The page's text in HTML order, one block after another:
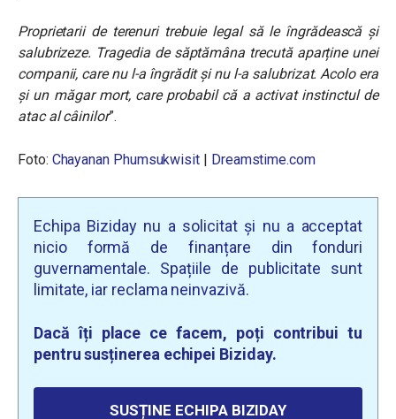
Proprietarii de terenuri trebuie legal să le îngrădească și
salubrizeze. Tragedia de săptămâna trecută aparține unei
companii, care nu l-a îngrădit și nu l-a salubrizat. Acolo era
și un măgar mort, care probabil că a activat instinctul de
atac al câinilor”.
Foto: Chayanan Phumsukwisit | Dreamstime.com
Echipa Biziday nu a solicitat și nu a acceptat
nicio formă de finanțare din fonduri
guvernamentale. Spațiile de publicitate sunt
limitate, iar reclama neinvazivă.
Dacă îți place ce facem, poți contribui tu
pentru susținerea echipei Biziday.
SUSȚINE ECHIPA BIZIDAY